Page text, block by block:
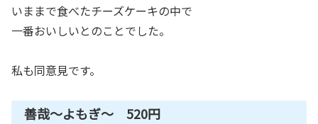
いままで食べたチーズケーキの中で
一番おいしいとのことでした。
私も同意見です。
善哉～よもぎ～ 520円